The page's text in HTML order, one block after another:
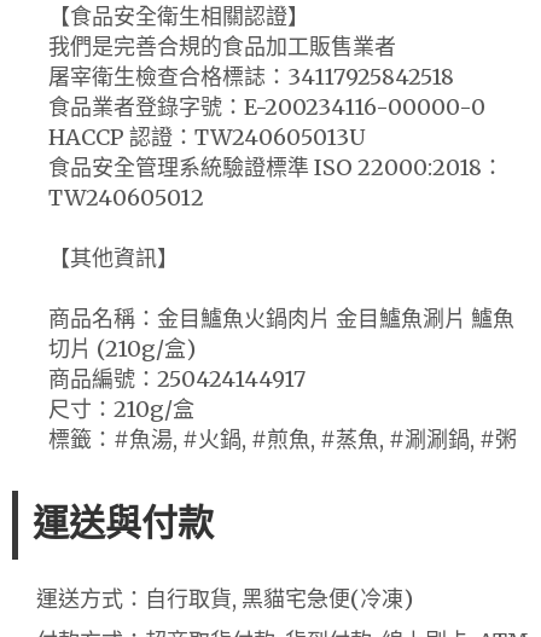
【食品安全衛生相關認證】
我們是完善合規的食品加工販售業者
屠宰衛生檢查合格標誌：34117925842518
食品業者登錄字號：E-200234116-00000-0
HACCP 認證：TW240605013U
食品安全管理系統驗證標準 ISO 22000:2018：
TW240605012
【其他資訊】
商品名稱：金目鱸魚火鍋肉片 金目鱸魚涮片 鱸魚
切片 (210g/盒)
商品編號：250424144917
尺寸：210g/盒
標籤：#魚湯, #火鍋, #煎魚, #蒸魚, #涮涮鍋, #粥
運送與付款
運送方式：自行取貨, 黑貓宅急便(冷凍)